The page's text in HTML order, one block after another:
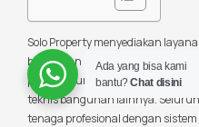
Solo Property menyediakan
bangunan secara menyeluruh
pembangunan gedung, desain
teknis bangunan lainnya.
tenaga profesional dengan
Ada yang bisa kami
bantu?Chat disini